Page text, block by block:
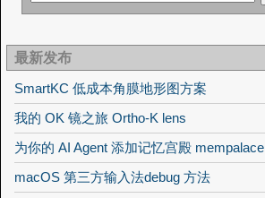
最新发布
SmartKC 低成本角膜地形图方案
我的 OK 镜之旅 Ortho-K lens
为你的 AI Agent 添加记忆宫殿 mempalace
macOS 第三方输入法debug 方法